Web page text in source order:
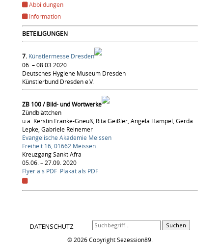
Abbildungen
Information
BETEILIGUNGEN
7. Künstlermesse Dresden
06. – 08.03.2020
Deutsches Hygiene Museum Dresden
Künstlerbund Dresden e.V.
ZB 100 / Bild- und Wortwerke
Zündblättchen
u.a. Kerstin Franke-Gneuß, Rita Geißler, Angela Hampel, Gerda
Lepke, Gabriele Reinemer
Evangelische Akademie Meissen
Freiheit 16, 01662 Meissen
Kreuzgang Sankt Afra
05.06. – 27.09. 2020
Flyer als PDF Plakat als PDF
DATENSCHUTZ Suchen
© 2026 Copyright Sezession89.